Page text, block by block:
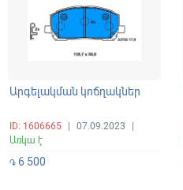
Արգելակման կոճղակներ
ID: 1606665 07.09.2023
Առկա է
֏ 6 500